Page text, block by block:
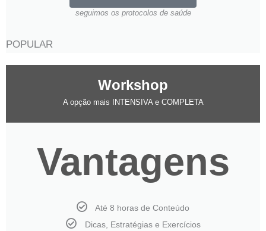
seguimos os protocolos de saúde
POPULAR
Workshop
A opção mais INTENSIVA e COMPLETA
Vantagens
Até 8 horas de Conteúdo
Dicas, Estratégias e Exercícios